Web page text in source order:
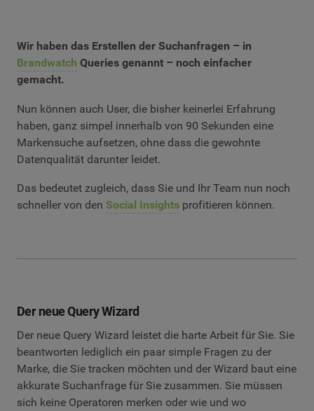
Wir haben das Erstellen der Suchanfragen – in
Brandwatch Queries genannt – noch einfacher
gemacht.
Nun können auch User, die bisher keinerlei Erfahrung
haben, ganz simpel innerhalb von 90 Sekunden eine
Markensuche aufsetzen, ohne dass die gewohnte
Datenqualität darunter leidet.
Das bedeutet zugleich, dass Sie und Ihr Team nun noch
schneller von den Social Insights profitieren können.
Der neue Query Wizard
Der neue Query Wizard leistet die harte Arbeit für Sie. Sie
beantworten lediglich ein paar simple Fragen zu der
Marke, die Sie tracken möchten und der Wizard baut eine
akkurate Suchanfrage für Sie zusammen. Sie müssen
sich keine Operatoren merken oder wie und wo